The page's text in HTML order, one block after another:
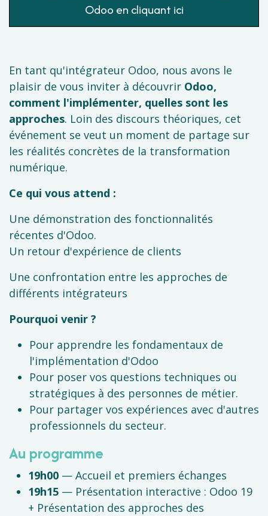
Odoo en cliquant ici
En tant qu'intégrateur Odoo, nous avons le
plaisir de vous inviter à découvrir Odoo,
comment l'implémenter, quelles sont les
approches. Loin des discours théoriques, cet
événement se veut un moment de partage sur
les réalités concrètes de la transformation
numérique.
Ce qui vous attend :
Une démonstration des fonctionnalités
récentes d'Odoo.
Un retour d'expérience de clients
Une confrontation entre les approches de
différents intégrateurs
Pourquoi venir ?
Pour apprendre les fondamentaux de
l'implémentation d'Odoo
Pour poser vos questions techniques ou
stratégiques à des personnes de métier.
Pour partager vos expériences avec d'autres
professionnels du secteur.
Au programme
19h00 — Accueil et premiers échanges
19h15 — Présentation interactive : Odoo 19
+ Présentation des approches des